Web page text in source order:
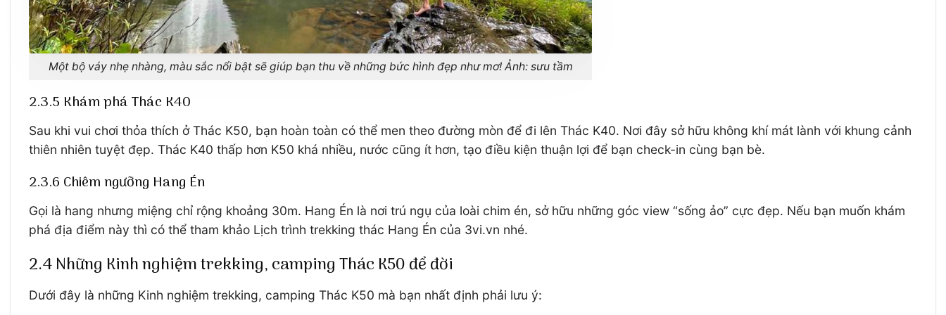
Một bộ váy nhẹ nhàng, màu sắc nổi bật sẽ giúp bạn thu về những bức hình đẹp như mơ! Ảnh: sưu tầm
2.3.5 Khám phá Thác K40
Sau khi vui chơi thỏa thích ở Thác K50, bạn hoàn toàn có thể men theo đường mòn để đi lên Thác K40. Nơi đây sở hữu không khí mát lành với khung cảnh
thiên nhiên tuyệt đẹp. Thác K40 thấp hơn K50 khá nhiều, nước cũng ít hơn, tạo điều kiện thuận lợi để bạn check-in cùng bạn bè.
2.3.6 Chiêm ngưỡng Hang Én
Gọi là hang nhưng miệng chỉ rộng khoảng 30m. Hang Én là nơi trú ngụ của loài chim én, sở hữu những góc view “sống ảo” cực đẹp. Nếu bạn muốn khám
phá địa điểm này thì có thể tham khảo Lịch trình trekking thác Hang Én của 3vi.vn nhé.
2.4 Những Kinh nghiệm trekking, camping Thác K50 để đời
Dưới đây là những Kinh nghiệm trekking, camping Thác K50 mà bạn nhất định phải lưu ý: